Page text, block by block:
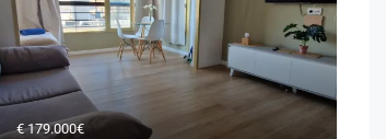
€179.000€